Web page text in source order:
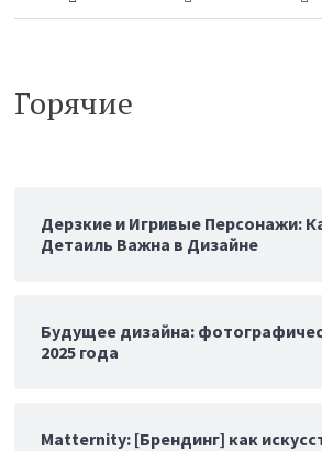
Горячие
Дерзкие и Игривые Персонажи:
Детаиль Важна в Дизайне
Будущее дизайна:
2025 года
Matternity: [Брендинг] как